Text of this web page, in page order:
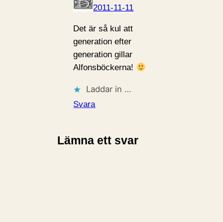
2011-11-11
Det är så kul att
generation efter
generation gillar
Alfonsböckerna!
Laddar in …
Svara
Lämna ett svar